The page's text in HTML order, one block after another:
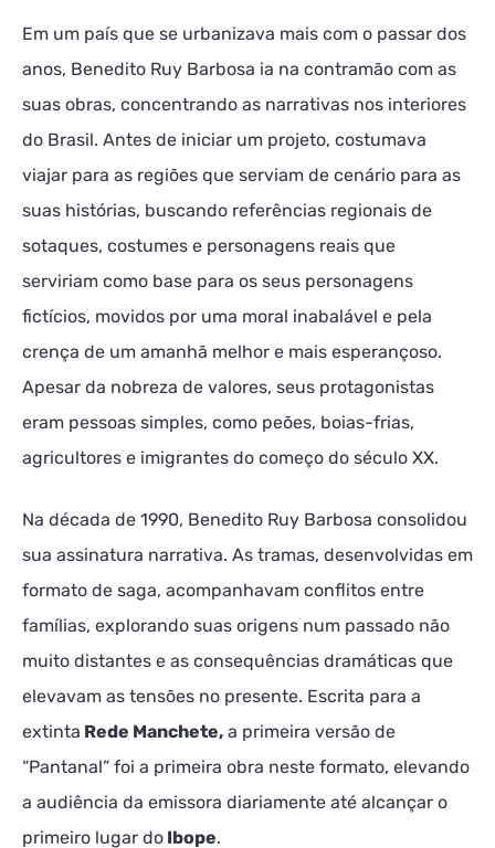
Em um país que se urbanizava mais com o passar dos
anos, Benedito Ruy Barbosa ia na contramão com as
suas obras, concentrando as narrativas nos interiores
do Brasil. Antes de iniciar um projeto, costumava
viajar para as regiões que serviam de cenário para as
suas histórias, buscando referências regionais de
sotaques, costumes e personagens reais que
serviriam como base para os seus personagens
fictícios, movidos por uma moral inabalável e pela
crença de um amanhã melhor e mais esperançoso.
Apesar da nobreza de valores, seus protagonistas
eram pessoas simples, como peões, boias-frias,
agricultores e imigrantes do começo do século XX.
Na década de 1990, Benedito Ruy Barbosa consolidou
sua assinatura narrativa. As tramas, desenvolvidas em
formato de saga, acompanhavam conflitos entre
famílias, explorando suas origens num passado não
muito distantes e as consequências dramáticas que
elevavam as tensões no presente. Escrita para a
extinta Rede Manchete, a primeira versão de
“Pantanal” foi a primeira obra neste formato, elevando
a audiência da emissora diariamente até alcançar o
primeiro lugar do Ibope.